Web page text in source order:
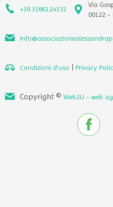
+39.3286124372
Via
00122 -
Condizioni d'uso | Privacy
Copyright © Web2U - web